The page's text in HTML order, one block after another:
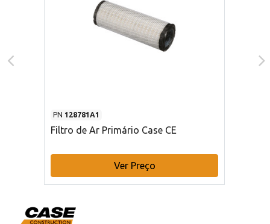
PN 128781A1
Filtro de Ar Primário Case CE
Ver Preço